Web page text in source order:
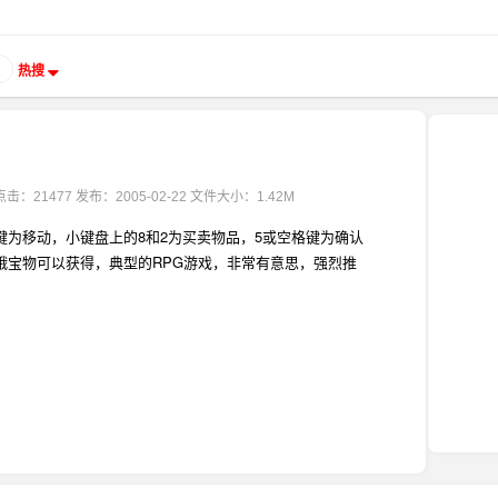
热搜
击：21477 发布：2005-02-22 文件大小：1.42M
为移动，小键盘上的8和2为买卖物品，5或空格键为确认
宝物可以获得，典型的RPG游戏，非常有意思，强烈推